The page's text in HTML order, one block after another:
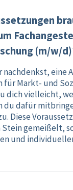
(m/w/
nachdenkst, eine
für Markt- und
dich vielleicht,
du dafür
Diese
gemeißelt,
und